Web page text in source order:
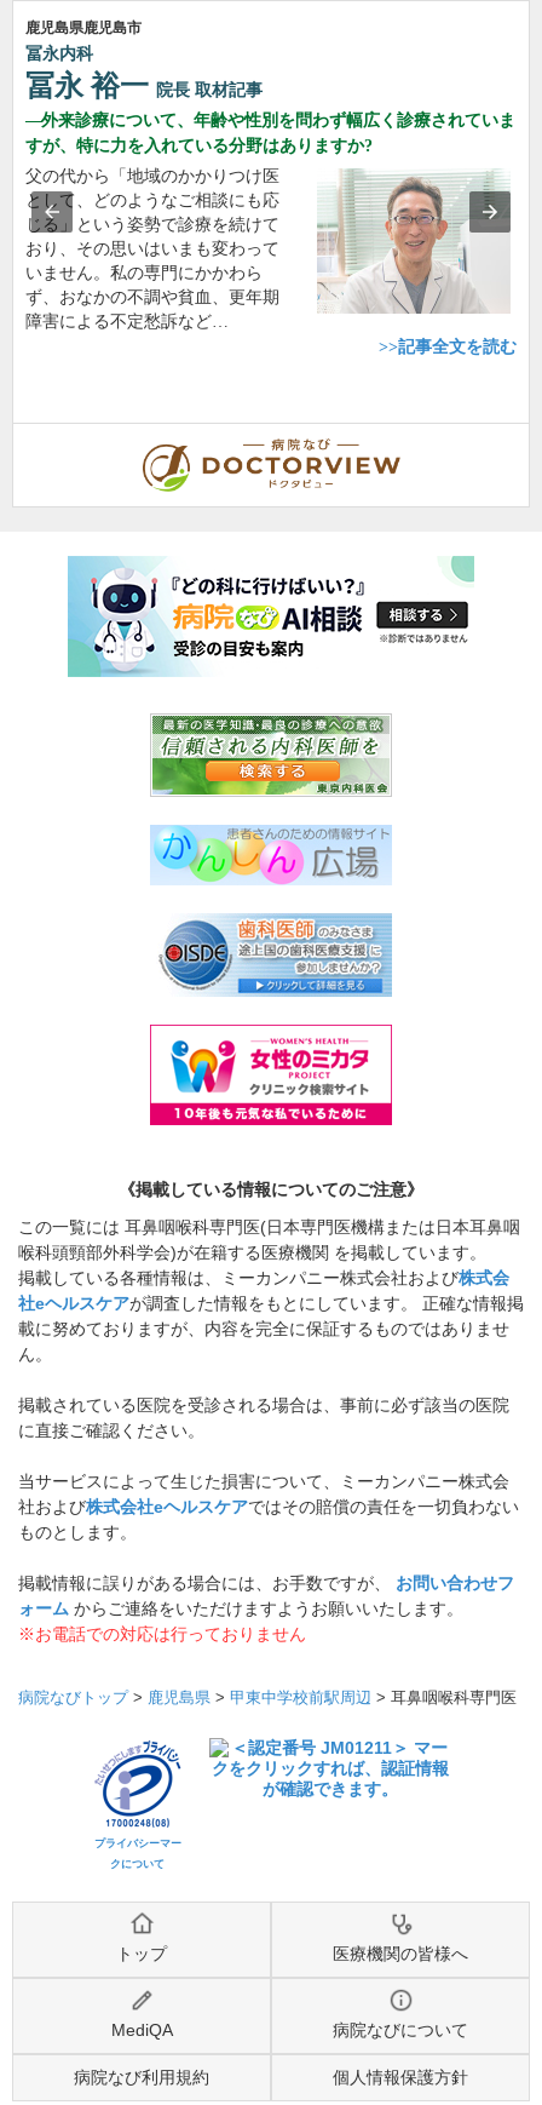
鹿児島県鹿児島市
冨永内科
冨永 裕一 院長 取材記事
外来診療について、年齢や性別を問わず幅広く診療されていま
すが、特に力を入れている分野はありますか?
父の代から「地域のかかりつけ医
として、どのようなご相談にも応
じる」という姿勢で診療を続けて
おり、その思いはいまも変わって
いません。私の専門にかかわら
ず、おなかの不調や貧血、更年期
障害による不定愁訴など…
>>記事全文を読む
《掲載している情報についてのご注意》
この一覧には 耳鼻咽喉科専門医(日本専門医機構または日本耳鼻咽
喉科頭頸部外科学会)が在籍する医療機関 を掲載しています。
掲載している各種情報は、ミーカンパニー株式会社および株式会
社eヘルスケアが調査した情報をもとにしています。 正確な情報掲
載に努めておりますが、内容を完全に保証するものではありませ
ん。
掲載されている医院を受診される場合は、事前に必ず該当の医院
に直接ご確認ください。
当サービスによって生じた損害について、ミーカンパニー株式会
社および株式会社eヘルスケアではその賠償の責任を一切負わない
ものとします。
掲載情報に誤りがある場合には、お手数ですが、 お問い合わせフ
ォーム からご連絡をいただけますようお願いいたします。
※お電話での対応は行っておりません
病院なびトップ> 鹿児島県 > 甲東中学校前駅周辺 > 耳鼻咽喉科専門医
プライバシーマー
クについて
トップ 医療機関の皆様へ
MediQA 病院なびについて
病院なび利用規約 個人情報保護方針